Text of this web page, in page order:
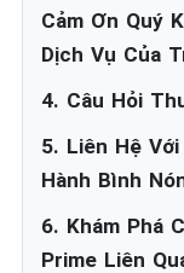
Cảm Ơn Quý
Dịch Vụ Của
4. Câu Hỏi
5. Liên Hệ
Hành Bình
6. Khám Phá
Prime Liên